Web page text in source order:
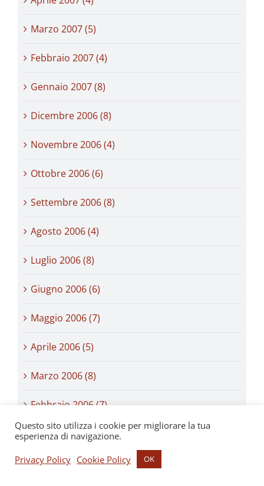
Marzo 2007 (5)
Febbraio 2007 (4)
Gennaio 2007 (8)
Dicembre 2006 (8)
Novembre 2006 (4)
Ottobre 2006 (6)
Settembre 2006 (8)
Agosto 2006 (4)
Luglio 2006 (8)
Giugno 2006 (6)
Maggio 2006 (7)
Aprile 2006 (5)
Marzo 2006 (8)
Febbraio 2006 (7)
Gennaio 2006 (10)
Dicembre 2005 (7)
Questo sito utilizza i cookie per migliorare la tua
esperienza di navigazione.
Privacy Policy Cookie Policy OK